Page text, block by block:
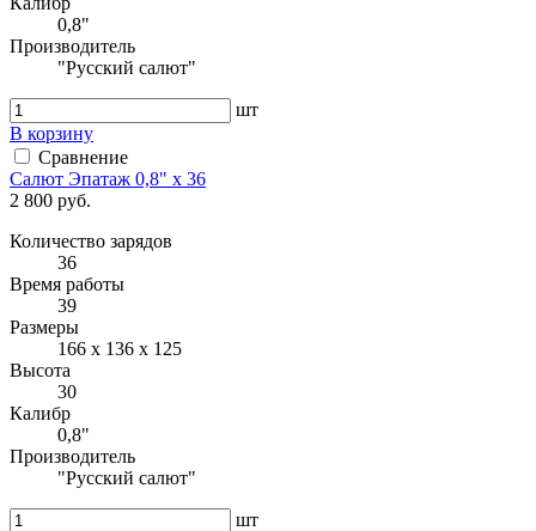
0,8"
Производитель
"Русский салют"
шт
В корзину
Сравнение
Салют Эпатаж 0,8" х 36
2 800 руб.
Количество зарядов
36
Время работы
39
Размеры
166 х 136 х 125
Высота
30
Калибр
0,8"
Производитель
"Русский салют"
шт